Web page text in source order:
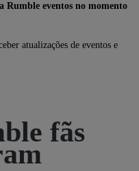
Rumble eventos no momento
atualizações de eventos e
fãs